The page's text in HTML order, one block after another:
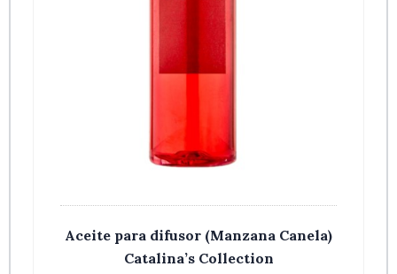
Aceite para difusor (Manzana Canela)
Catalina’s Collection